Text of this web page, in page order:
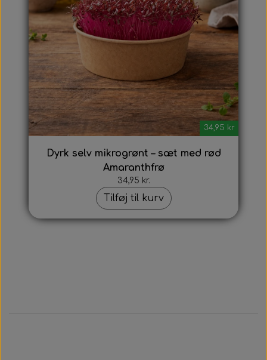
34,95 kr
Dyrk selv mikrogrønt – sæt med rød
Amaranthfrø
34,95 kr.
Tilføj til kurv